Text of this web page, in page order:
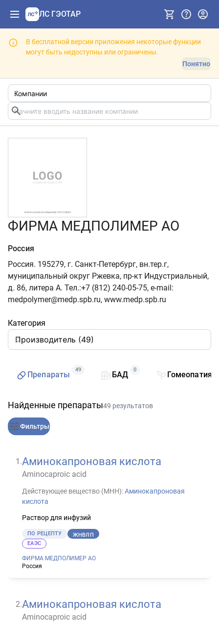
ЛС ГЭОТАР
В бесплатной версии приложения некоторые функции
могут быть недоступны или ограничены.
Понятно
ФИРМА МЕДПОЛИМЕР АО
Россия
Россия. 195279, г. Санкт-Петербург, вн.тер.г,
муниципальный округ Ржевка, пр-кт Индустриальный,
д. 86, литера А. Тел.:+7 (812) 240-05-75, e-mail:
medpolymer@medp.spb.ru, www.medp.spb.ru
Категория
Препараты
49
БАД
0
Гомеопатия
Найденные препараты49 результатов
Фильтры
1 .Аминокапроновая кислота
Aminocaproic acid
Действующее вещество (МНН):Аминокапроновая
кислота
Раствор для инфузий
ПО РЕЦЕПТУ ЖНВЛП
ФИРМА МЕДПОЛИМЕР АО
Россия
ЕАЭС
2.Аминокапроновая кислота
Aminocaproic acid